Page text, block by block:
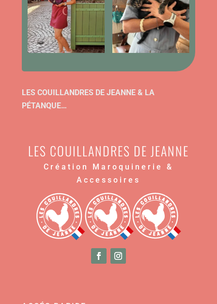
LES COUILLANDRES DE JEANNE & LA
PÉTANQUE…
LES COUILLANDRES DE JEANNE
Création Maroquinerie &
Accessoires